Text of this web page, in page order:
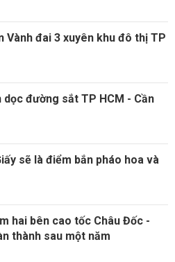
đai 3 xuyên khu đô thị TP
đường sắt TP HCM - Cần
sẽ là điểm bắn pháo hoa và
hai bên cao tốc Châu Đốc -
thành sau một năm